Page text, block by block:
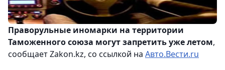
Праворульные иномарки на территории
Таможенного союза могут запретить уже летом,
сообщает Zakon.kz, со ссылкой на Авто.Вести.ru